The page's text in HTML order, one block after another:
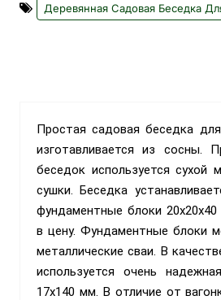
Деревянная Садовая Беседка
Простая садовая беседка
изготавливается из сосны.
беседок используется сухой
сушки. Беседка
фундаментные блоки
в цену. Фундаментные блоки
металлические сваи. В
используется очень
17х140 мм. В отличие от